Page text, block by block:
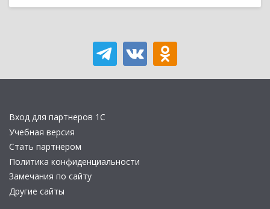
Вход для партнеров 1С
Учебная версия
Стать партнером
Политика конфиденциальности
Замечания по сайту
Другие сайты